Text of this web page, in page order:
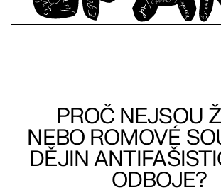
PROČ NEJSOU
NEBO ROMOVÉ
DĚJIN
ODBOJE?